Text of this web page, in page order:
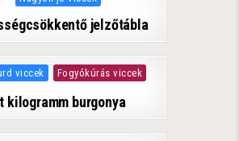
jelzőtábla
inviccek Fogyókúrás viccek
kilogramm burgonya